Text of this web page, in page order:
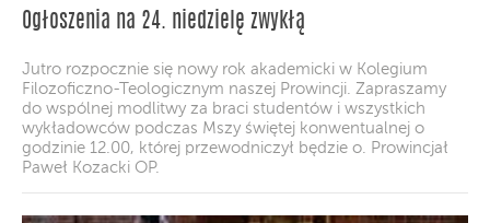
Ogłoszenia na 24. niedzielę zwykłą
Jutro rozpocznie się nowy rok akademicki w Kolegium
Filozoficzno-Teologicznym naszej Prowincji. Zapraszamy
do wspólnej modlitwy za braci studentów i wszystkich
wykładowców podczas Mszy świętej konwentualnej o
godzinie 12.00, której przewodniczył będzie o. Prowincjał
Paweł Kozacki OP.